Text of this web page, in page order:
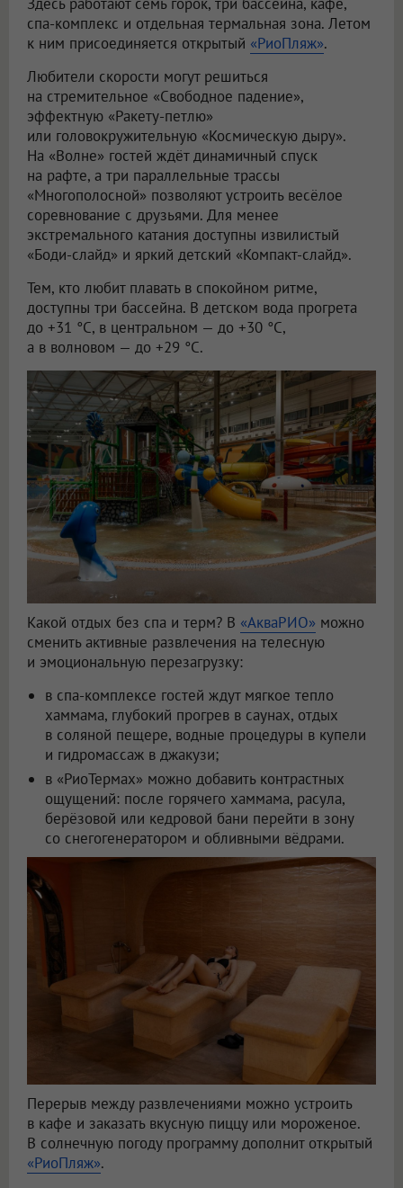
спа-комплекс и отдельная термальная зона. Летом
к ним присоединяется открытый «РиоПляж».
Любители скорости могут решиться
на стремительное «Свободное падение»,
эффектную «Ракету-петлю»
или головокружительную «Космическую дыру».
На «Волне» гостей ждёт динамичный спуск
на рафте, а три параллельные трассы
«Многополосной» позволяют устроить весёлое
соревнование с друзьями. Для менее
экстремального катания доступны извилистый
«Боди-слайд» и яркий детский «Компакт-слайд».
Тем, кто любит плавать в спокойном ритме,
доступны три бассейна. В детском вода прогрета
до +31 °C, в центральном — до +30 °C,
а в волновом — до +29 °C.
Какой отдых без спа и терм? В «АкваРИО» можно
сменить активные развлечения на телесную
и эмоциональную перезагрузку:
в спа-комплексе гостей ждут мягкое тепло
хаммама, глубокий прогрев в саунах, отдых
в соляной пещере, водные процедуры в купели
и гидромассаж в джакузи;
в «РиоТермах» можно добавить контрастных
ощущений: после горячего хаммама, расула,
берёзовой или кедровой бани перейти в зону
со снегогенератором и обливными вёдрами.
Перерыв между развлечениями можно устроить
в кафе и заказать вкусную пиццу или мороженое.
В солнечную погоду программу дополнит открытый
«РиоПляж».